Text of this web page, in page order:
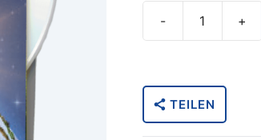
-
in
unseren
+
TEILEN